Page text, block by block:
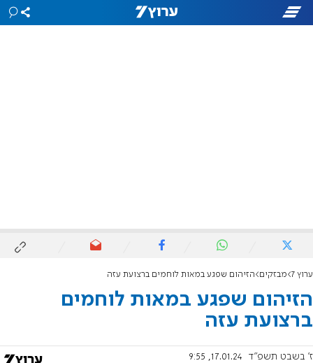
ערוץ 7 מבזקים הזיהום שפגע במאות לוחמים ברצועת עזה
הזיהום שפגע במאות לוחמים
ברצועת עזה
ז' בשבט תשפ"ד 17.01.24, 9:55